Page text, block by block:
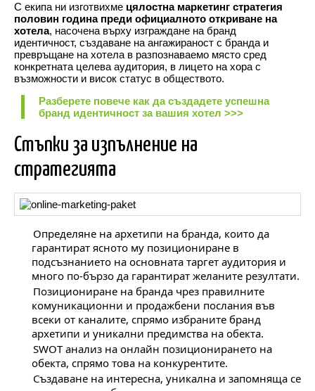
С екипа ни изготвихме цялостна маркетинг стратегия
половин година преди официалното откриване на
хотела, насочена върху изграждане на бранд
идентичност, създаване на ангажираност с бранда и
превръщане на хотела в разпознаваемо място сред
конкретната целева аудитория, в лицето на хора с
възможности и висок статус в обществото.
Разберете повече как да създадете успешна
бранд идентичност за вашия хотел >>>
Стъпки за изпълнение на
стратегията
Определяне на архетипи на бранда, които да
гарантират ясното му позициониране в
подсъзнанието на основната таргет аудитория и
много по-бързо да гарантират желаните резултати.
Позициониране на бранда чрез правилните
комуникационни и продажбени послания във
всеки от каналите, спрямо избраните бранд
архетипи и уникални предимства на обекта.
SWOT анализ на онлайн позиционирането на
обекта, спрямо това на конкурентите.
Създаване на интересна, уникална и запомняща се